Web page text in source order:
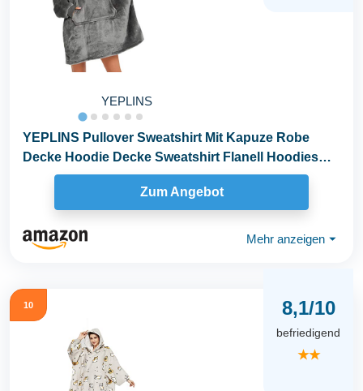
YEPLINS
YEPLINS Pullover Sweatshirt Mit Kapuze Robe
Decke Hoodie Decke Sweatshirt Flanell Hoodies
(Grau...
Zum Angebot
Mehr anzeigen ⏷
10 8,1/10
befriedigend
★★